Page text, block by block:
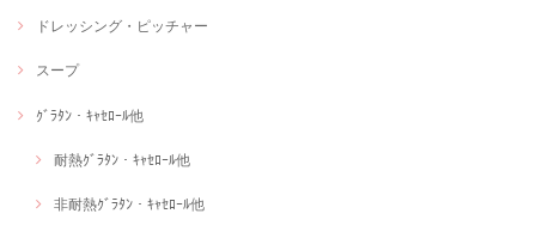
ドレッシング・ピッチャー
スープ
ｸﾞﾗﾀﾝ・ｷｬｾﾛｰﾙ他
耐熱ｸﾞﾗﾀﾝ・ｷｬｾﾛｰﾙ他
非耐熱ｸﾞﾗﾀﾝ・ｷｬｾﾛｰﾙ他